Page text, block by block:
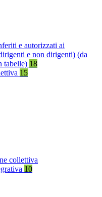
e autorizzati ai
e non dirigenti) (da
tabelle) 18
15
collettiva
10